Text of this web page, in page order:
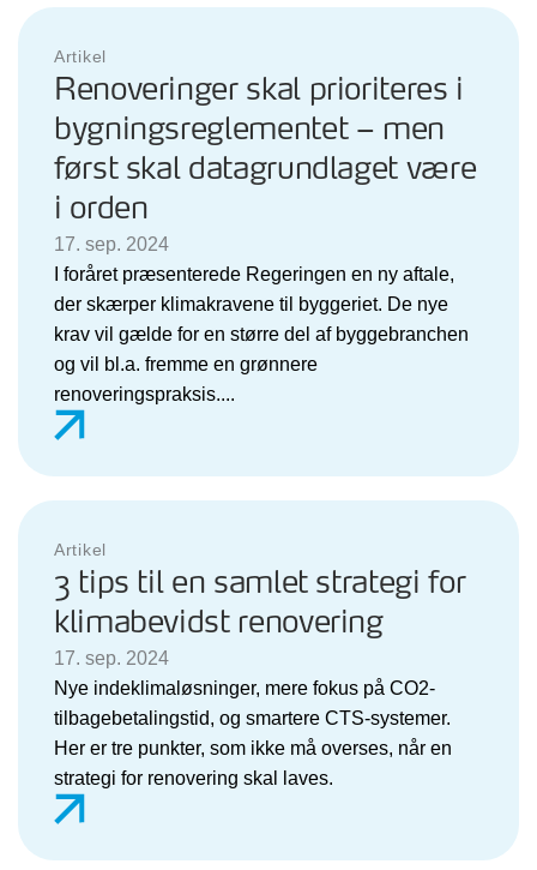
Artikel
Renoveringer skal prioriteres i
bygningsreglementet – men
først skal datagrundlaget være
i orden
17. sep. 2024
I foråret præsenterede Regeringen en ny aftale,
der skærper klimakravene til byggeriet. De nye
krav vil gælde for en større del af byggebranchen
og vil bl.a. fremme en grønnere
renoveringspraksis....
Artikel
3 tips til en samlet strategi for
klimabevidst renovering
17. sep. 2024
Nye indeklimaløsninger, mere fokus på CO2-
tilbagebetalingstid, og smartere CTS-systemer.
Her er tre punkter, som ikke må overses, når en
strategi for renovering skal laves.